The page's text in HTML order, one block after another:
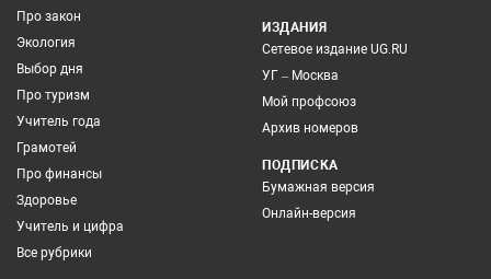
Про закон
Экология
Выбор дня
Про туризм
Учитель года
Грамотей
Про финансы
Здоровье
Учитель и цифра
Все рубрики
ИЗДАНИЯ
Сетевое издание UG.RU
УГ – Москва
Мой профсоюз
Архив номеров
ПОДПИСКА
Бумажная версия
Онлайн-версия